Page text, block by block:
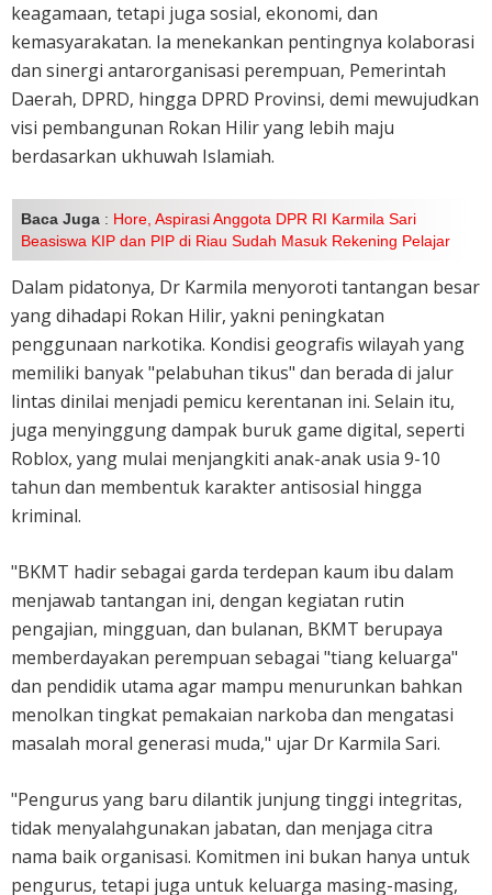
keagamaan, tetapi juga sosial, ekonomi, dan
kemasyarakatan. Ia menekankan pentingnya kolaborasi
dan sinergi antarorganisasi perempuan, Pemerintah
Daerah, DPRD, hingga DPRD Provinsi, demi mewujudkan
visi pembangunan Rokan Hilir yang lebih maju
berdasarkan ukhuwah Islamiah.
Baca Juga : Hore, Aspirasi Anggota DPR RI Karmila Sari
Beasiswa KIP dan PIP di Riau Sudah Masuk Rekening Pelajar
Dalam pidatonya, Dr Karmila menyoroti tantangan besar
yang dihadapi Rokan Hilir, yakni peningkatan
penggunaan narkotika. Kondisi geografis wilayah yang
memiliki banyak "pelabuhan tikus" dan berada di jalur
lintas dinilai menjadi pemicu kerentanan ini. Selain itu,
juga menyinggung dampak buruk game digital, seperti
Roblox, yang mulai menjangkiti anak-anak usia 9-10
tahun dan membentuk karakter antisosial hingga
kriminal.
"BKMT hadir sebagai garda terdepan kaum ibu dalam
menjawab tantangan ini, dengan kegiatan rutin
pengajian, mingguan, dan bulanan, BKMT berupaya
memberdayakan perempuan sebagai "tiang keluarga"
dan pendidik utama agar mampu menurunkan bahkan
menolkan tingkat pemakaian narkoba dan mengatasi
masalah moral generasi muda," ujar Dr Karmila Sari.
"Pengurus yang baru dilantik junjung tinggi integritas,
tidak menyalahgunakan jabatan, dan menjaga citra
nama baik organisasi. Komitmen ini bukan hanya untuk
pengurus, tetapi juga untuk keluarga masing-masing,